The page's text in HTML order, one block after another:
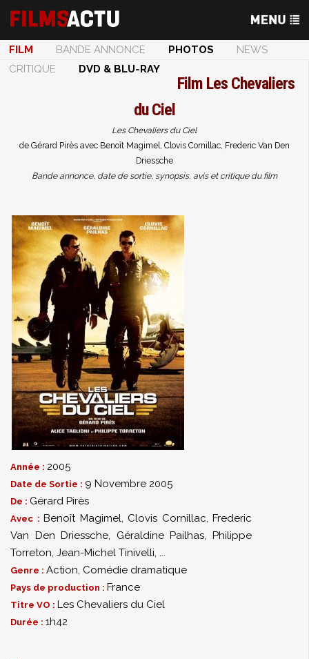
FILM BANDE ANNONCE PHOTOS
NEWS
CRITIQUE
DVD & BLU-RAY
Film Les Chevaliers
du Ciel
Les Chevaliers du Ciel
de Gérard Pirès avec Benoît Magimel, Clovis Cornillac, Frederic Van Den
Driessche
Bande annonce, date de sortie, synopsis, avis et critique du film
Année : 2005
Date de Sortie : 9 Novembre 2005
De : Gérard Pirès
Avec : Benoît Magimel, Clovis Cornillac, Frederic
Van Den Driessche, Géraldine Pailhas,Philippe
Torreton, Jean-Michel Tinivelli, ...
Genre : Action, Comédie dramatique
Pays de production : France
Titre VO : Les Chevaliers du Ciel
Durée : 1h42